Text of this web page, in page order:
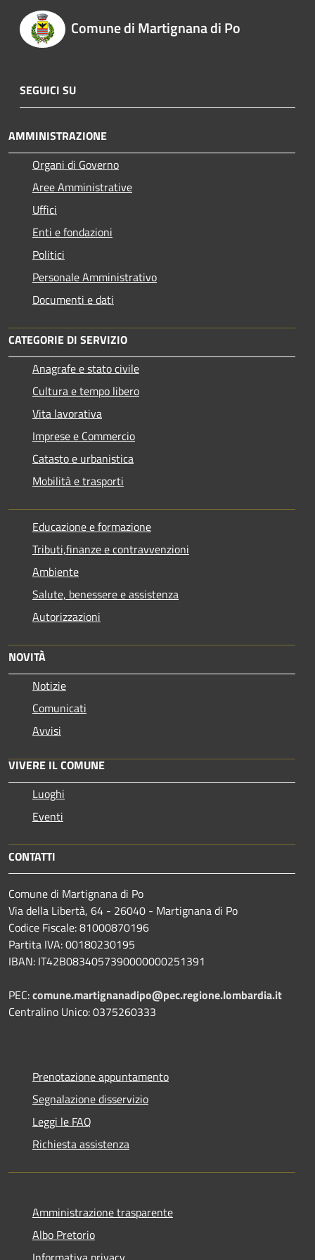
Comune di Martignana di Po
SEGUICI SU
AMMINISTRAZIONE
Organi di Governo
Aree Amministrative
Uffici
Enti e fondazioni
Politici
Personale Amministrativo
Documenti e dati
CATEGORIE DI SERVIZIO
Anagrafe e stato civile
Cultura e tempo libero
Vita lavorativa
Imprese e Commercio
Catasto e urbanistica
Mobilità e trasporti
Educazione e formazione
Tributi,finanze e contravvenzioni
Ambiente
Salute, benessere e assistenza
Autorizzazioni
NOVITÀ
Notizie
Comunicati
Avvisi
VIVERE IL COMUNE
Luoghi
Eventi
CONTATTI
Comune di Martignana di Po
Via della Libertà, 64 - 26040 - Martignana di Po
Codice Fiscale: 81000870196
Partita IVA: 00180230195
IBAN: IT42B0834057390000000251391
PEC:comune.martignanadipo@pec.regione.lombardia.it
Centralino Unico: 0375260333
Prenotazione appuntamento
Segnalazione disservizio
Leggi le FAQ
Richiesta assistenza
Amministrazione trasparente
Albo Pretorio